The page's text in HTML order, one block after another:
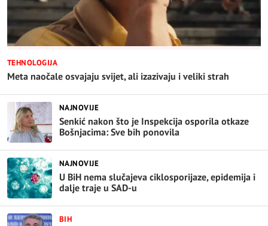
TEHNOLOGIJA
Meta naočale osvajaju svijet, ali izazivaju i veliki strah
NAJNOVIJE
Senkić nakon što je Inspekcija osporila otkaze
Bošnjacima: Sve bih ponovila
NAJNOVIJE
U BiH nema slučajeva ciklosporijaze, epidemija i
dalje traje u SAD-u
BIH